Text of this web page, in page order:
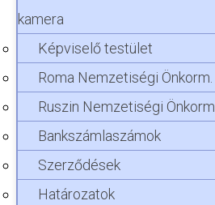
kamera
Képviselő testület
Roma Nemzetiségi Önkorm.
Ruszin Nemzetiségi Önkorm.
Bankszámlaszámok
Szerződések
Határozatok